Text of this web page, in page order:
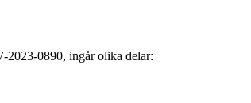
2023-0890, ingår olika delar: